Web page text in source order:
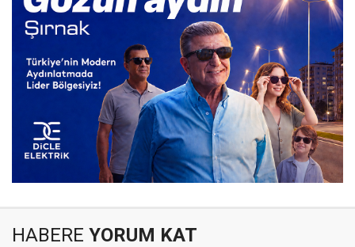
HABERE YORUM KAT